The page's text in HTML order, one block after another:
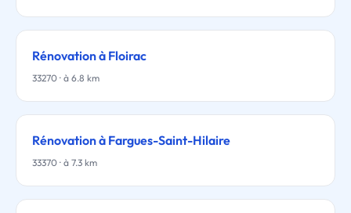
Rénovation à Floirac
33270 · à 6.8 km
Rénovation à Fargues-Saint-Hilaire
33370 · à 7.3 km